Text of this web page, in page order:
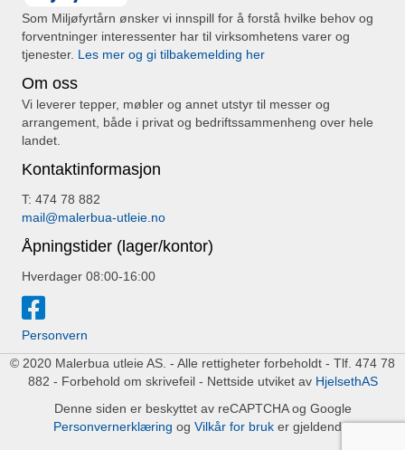
Som Miljøfyrtårn ønsker vi innspill for å forstå hvilke behov og
forventninger interessenter har til virksomhetens varer og
tjenester. Les mer og gi tilbakemelding her
Om oss
Vi leverer tepper, møbler og annet utstyr til messer og
arrangement, både i privat og bedriftssammenheng over hele
landet.
Kontaktinformasjon
T: 474 78 882
mail@malerbua-utleie.no
Åpningstider (lager/kontor)
Hverdager 08:00-16:00
Personvern
© 2020 Malerbua utleie AS. - Alle rettigheter forbeholdt - Tlf. 474 78
882 - Forbehold om skrivefeil - Nettside utviket av HjelsethAS
Denne siden er beskyttet av reCAPTCHA og Google
Personvernerklæring og Vilkår for bruker gjeldende.